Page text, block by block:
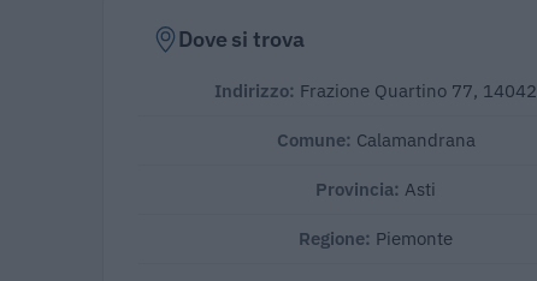
Dove si trova
Indirizzo: Frazione Quartino 77, 14042
Comune: Calamandrana
Provincia:Asti
Regione: Piemonte